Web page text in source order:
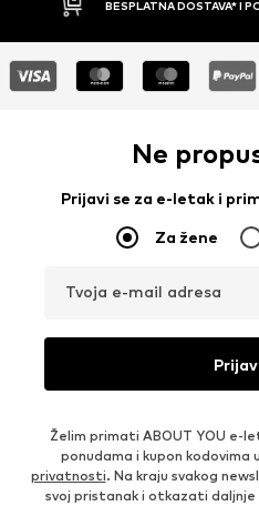
DOSTAVA* I POVRAT
Ne
Prijavi se za e-letak i
Za žene
Tvoja e-mail adresa
Želim primati ABOUT YOU e-
ponudama i kupon kodovima
privatnosti. Na kraju svakog
svoj pristanak i otkazati